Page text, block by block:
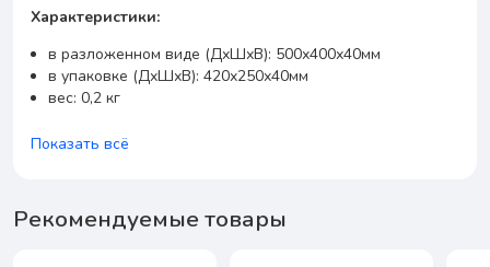
Характеристики:
в разложенном виде (ДхШхВ): 500х400х40мм
в упаковке (ДхШхВ): 420х250х40мм
вес: 0,2 кг
Показать всё
Рекомендуемые товары